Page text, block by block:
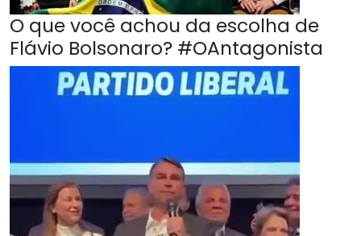
O que você achou da escolha de
Flávio Bolsonaro? #OAntagonista